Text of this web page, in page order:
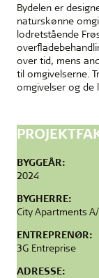
Bydelen er
naturskønne
lodretstående
over tid, mens
til omgivelserne.
omgivelser og de
BYGGEÅR:
2024
BYGHERRE:
City Apartments
ENTREPRENØR:
3G Entreprise
ADRESSE: